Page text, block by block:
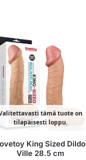
tämä tuote on
tilapäisesti loppu.
King Sized Dildo
Ville 28.5 cm